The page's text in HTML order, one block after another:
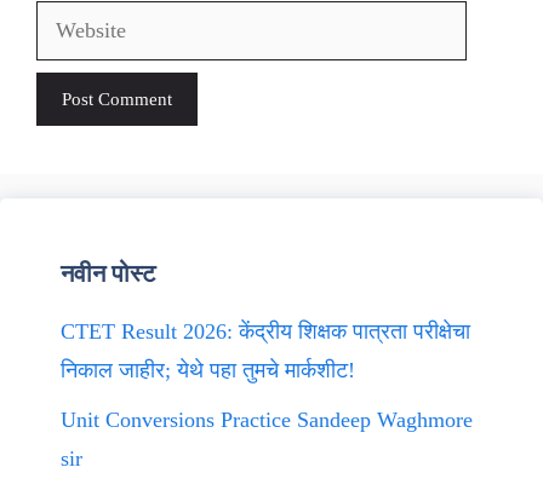
Website
नवीन पोस्ट
CTET Result 2026: केंद्रीय शिक्षक पात्रता परीक्षेचा
निकाल जाहीर; येथे पहा तुमचे मार्कशीट!
Unit Conversions Practice Sandeep Waghmore
sir